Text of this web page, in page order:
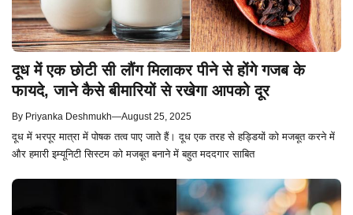
दूध में एक छोटी सी लौंग मिलाकर पीने से होंगे गजब के
फायदे, जाने कैसे बीमारियों से रखेगा आपको दूर
By Priyanka Deshmukh—August 25, 2025
दूध में भरपूर मात्रा में पोषक तत्व पाए जाते हैं। दूध एक तरह से हड्डियों को मजबूत करने में
और हमारी इम्यूनिटी सिस्टम को मजबूत बनाने में बहुत मददगार साबित